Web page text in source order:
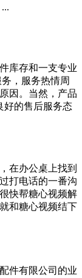
库存和一支专业
，服务热情周
。当然，产品
良好的售后服务态
在办公桌上找到
过打电话的一番沟
很快帮糖心视频解
就和糖心视频结下
件有限公司的业